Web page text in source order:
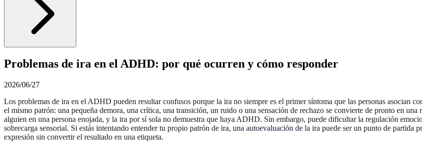
Problemas de ira en el ADHD: por qué ocurren y cómo responder
2026/06/27
Los problemas de ira en el ADHD pueden resultar confusos porque la ira no siempre es el primer síntoma que las personas asocian
el mismo patrón: una pequeña demora, una crítica, una transición, un ruido o una sensación de rechazo se convierte de pronto en
alguien en una persona enojada, y la ira por sí sola no demuestra que haya ADHD. Sin embargo, puede dificultar la regulación
sobrecarga sensorial. Si estás intentando entender tu propio patrón de ira, una autoevaluación de la ira puede ser un punto de partida
expresión sin convertir el resultado en una etiqueta.